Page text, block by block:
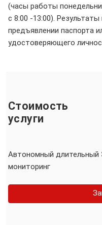
(часы работы
с 8:00 -13:00).
предъявлении паспорта
удостоверяющего
Стоимость
услуги
Автономный длительный
мониторинг